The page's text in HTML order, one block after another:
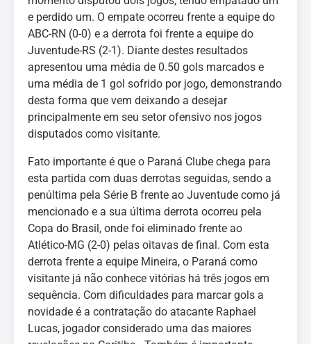
e perdido um. O empate ocorreu frente a equipe do
ABC-RN (0-0) e a derrota foi frente a equipe do
Juventude-RS (2-1). Diante destes resultados
apresentou uma média de 0.50 gols marcados e
uma média de 1 gol sofrido por jogo, demonstrando
desta forma que vem deixando a desejar
principalmente em seu setor ofensivo nos jogos
disputados como visitante.
Fato importante é que o Paraná Clube chega para
esta partida com duas derrotas seguidas, sendo a
penúltima pela Série B frente ao Juventude como já
mencionado e a sua última derrota ocorreu pela
Copa do Brasil, onde foi eliminado frente ao
Atlético-MG (2-0) pelas oitavas de final. Com esta
derrota frente a equipe Mineira, o Paraná como
visitante já não conhece vitórias há três jogos em
sequência. Com dificuldades para marcar gols a
novidade é a contratação do atacante Raphael
Lucas, jogador considerado uma das maiores